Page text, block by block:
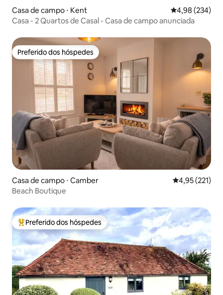
Casa de campo ⋅ Kent 4,98 de uma
4,98 (234)
Casa - 2 Quartos de Casal - Casa de campo anunciada
Preferido dos hóspedes
Preferido dos hóspedes
Casa de campo ⋅ Camber 4,95 de uma
4,95 (221)
Beach Boutique
Entre os melhores preferidos dos hóspedes
Preferido dos hóspedes